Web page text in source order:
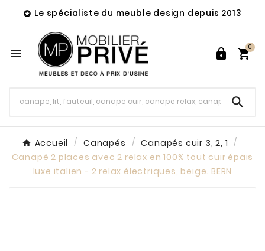
 Le spécialiste du meuble design depuis 2013
  
0

Accueil Canapés
Canapés cuir 3, 2, 1
Canapé 2 places avec 2 relax en 100% tout cuir épais
luxe italien - 2 relax électriques, beige. BERN